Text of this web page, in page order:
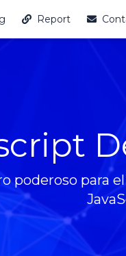
Report
poderoso para